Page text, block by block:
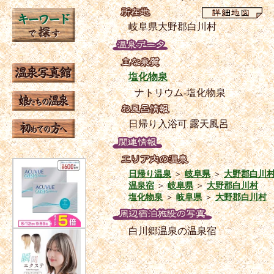
岐阜県大野郡白川村
塩化物泉
ナトリウム-塩化物泉
日帰り入浴可露天風呂
日帰り温泉＞岐阜県＞大野郡白川
温泉宿＞岐阜県＞大野郡白川村
塩化物泉＞岐阜県＞大野郡白川村
白川郷温泉の温泉宿